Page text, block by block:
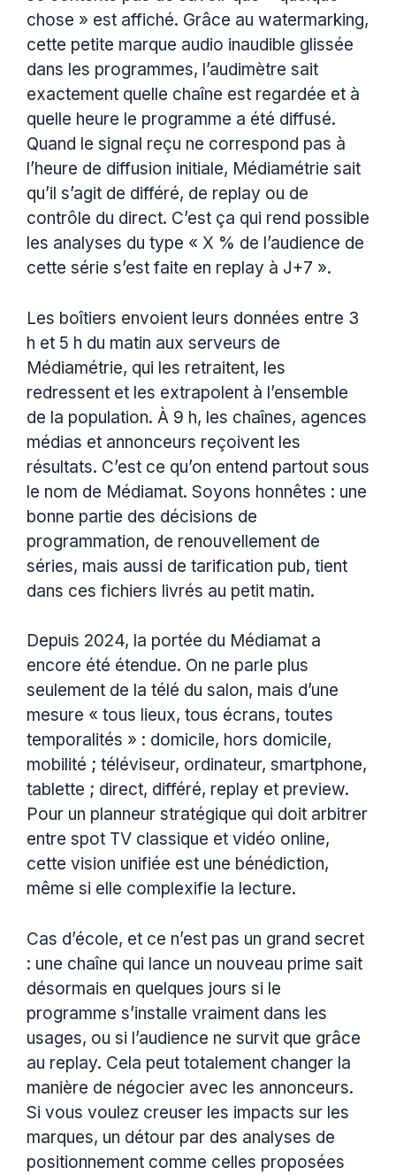
chose » est affiché. Grâce au watermarking,
cette petite marque audio inaudible glissée
dans les programmes, l’audimètre sait
exactement quelle chaîne est regardée et à
quelle heure le programme a été diffusé.
Quand le signal reçu ne correspond pas à
l’heure de diffusion initiale, Médiamétrie sait
qu’il s’agit de différé, de replay ou de
contrôle du direct. C’est ça qui rend possible
les analyses du type « X % de l’audience de
cette série s’est faite en replay à J+7 ».
Les boîtiers envoient leurs données entre 3
h et 5 h du matin aux serveurs de
Médiamétrie, qui les retraitent, les
redressent et les extrapolent à l’ensemble
de la population. À 9 h, les chaînes, agences
médias et annonceurs reçoivent les
résultats. C’est ce qu’on entend partout sous
le nom de Médiamat. Soyons honnêtes : une
bonne partie des décisions de
programmation, de renouvellement de
séries, mais aussi de tarification pub, tient
dans ces fichiers livrés au petit matin.
Depuis 2024, la portée du Médiamat a
encore été étendue. On ne parle plus
seulement de la télé du salon, mais d’une
mesure « tous lieux, tous écrans, toutes
temporalités » : domicile, hors domicile,
mobilité ; téléviseur, ordinateur, smartphone,
tablette ; direct, différé, replay et preview.
Pour un planneur stratégique qui doit arbitrer
entre spot TV classique et vidéo online,
cette vision unifiée est une bénédiction,
même si elle complexifie la lecture.
Cas d’école, et ce n’est pas un grand secret
: une chaîne qui lance un nouveau prime sait
désormais en quelques jours si le
programme s’installe vraiment dans les
usages, ou si l’audience ne survit que grâce
au replay. Cela peut totalement changer la
manière de négocier avec les annonceurs.
Si vous voulez creuser les impacts sur les
marques, un détour par des analyses de
positionnement comme celles proposées